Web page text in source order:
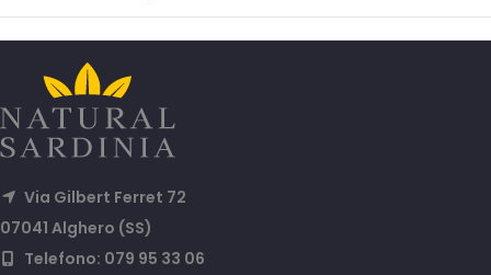
Via Gilbert Ferret 72
07041 Alghero (SS)
Telefono: 079 95 33 06